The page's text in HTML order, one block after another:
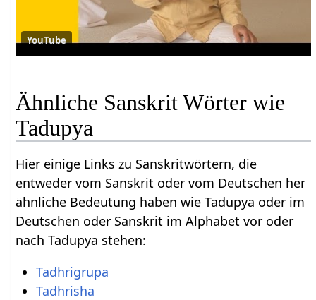
YouTube
Ähnliche Sanskrit Wörter wie
Tadupya
Hier einige Links zu Sanskritwörtern, die
entweder vom Sanskrit oder vom Deutschen her
ähnliche Bedeutung haben wie Tadupya oder im
Deutschen oder Sanskrit im Alphabet vor oder
nach Tadupya stehen:
Tadhrigrupa
Tadhrisha